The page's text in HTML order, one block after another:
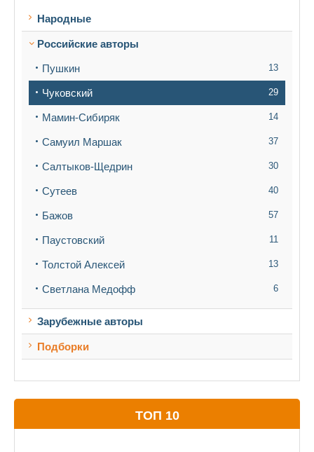
Народные
Российские авторы
Пушкин 13
Чуковский 29
Мамин-Сибиряк 14
Самуил Маршак 37
Салтыков-Щедрин 30
Сутеев 40
Бажов 57
Паустовский 11
Толстой Алексей 13
Светлана Медофф 6
Зарубежные авторы
Подборки
ТОП 10